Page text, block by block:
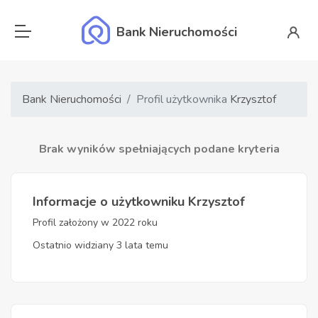
Bank Nieruchomości
Bank Nieruchomości Profil użytkownika Krzysztof
Brak wyników spełniających podane kryteria
Informacje o użytkowniku Krzysztof
Profil założony w 2022 roku
Ostatnio widziany 3 lata temu